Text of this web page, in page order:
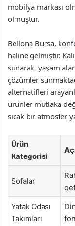
mobilya markası
olmuştur.
Bellona Bursa,
haline gelmiştir.
sunarak, yaşam
çözümler
alternatifleri
ürünler mutlaka
sıcak bir atmosfer
Ürün
Kategorisi
Sofalar
Yatak Odası
Takımları